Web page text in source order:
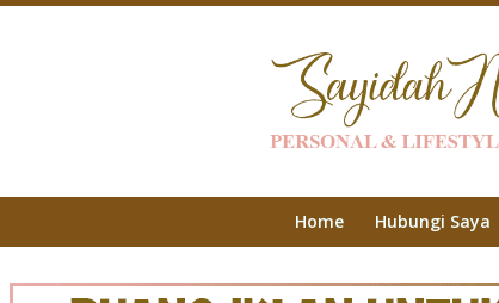
Home Hubungi Saya